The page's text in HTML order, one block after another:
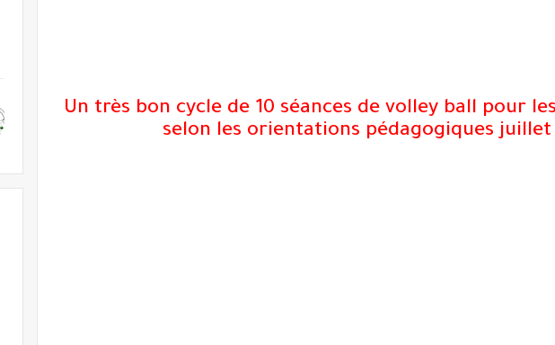
Un très bon cycle de 10 séances de volley ball pour
selon les orientations pédagogiques juillet